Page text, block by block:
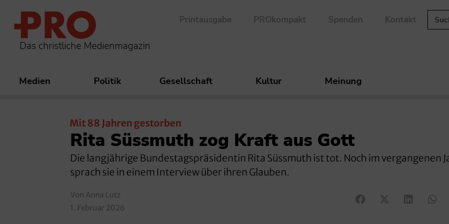
Das christliche Medienmagazin
Printausgabe PROkompakt Spenden Kontakt
Medien Politik Gesellschaft Kultur Meinung
Mit 88 Jahren gestorben
Rita Süssmuth zog Kraft aus Gott
Die langjährige Bundestagspräsidentin Rita Süssmuth ist tot. Noch im vergangenen
sprach sie in einem Interview über ihren Glauben.
Von Anna Lutz
1. Februar 2026